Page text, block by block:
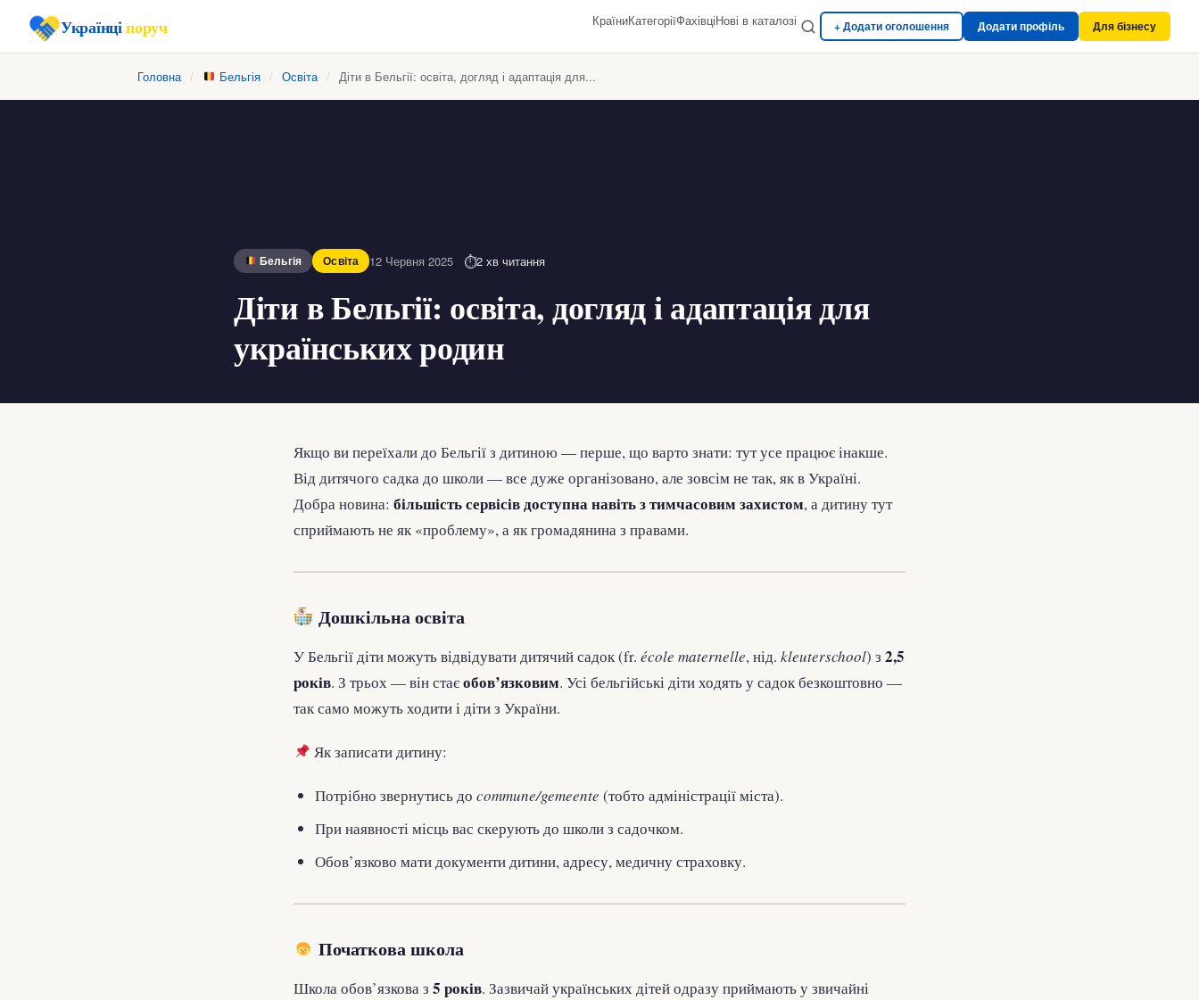
Українціпоруч КраїниКатегоріїФахівціНові в каталозі + Додати оголошення Додати профіль Для бізнесу
Головна / Бельгія / Освіта / Діти в Бельгії: освіта, догляд і адаптація для...
Бельгія Освіта 12 Червня 2025 2 хв читання
Діти в Бельгії: освіта, догляд і адаптація для
українських родин
Якщо ви переїхали до Бельгії з дитиною — перше, що варто знати: тут усе працює інакше.
Від дитячого садка до школи — все дуже організовано, але зовсім не так, як в Україні.
Добра новина: більшість сервісів доступна навіть з тимчасовим захистом, а дитину тут
сприймають не як «проблему», а як громадянина з правами.
Дошкільна освіта
У Бельгії діти можуть відвідувати дитячий садок (fr. école maternelle, нід. kleuterschool) з 2,5
років. З трьох — він стаєобов’язковим. Усі бельгійські діти ходять у садок безкоштовно —
так само можуть ходити і діти з України.
Як записати дитину:
Потрібно звернутись до commune/gemeente (тобто адміністрації міста).
При наявності місць вас скерують до школи з садочком.
Обов’язково мати документи дитини, адресу, медичну страховку.
Початкова школа
Школа обов’язкова з 5 років. Зазвичай українських дітей одразу приймають у звичайні